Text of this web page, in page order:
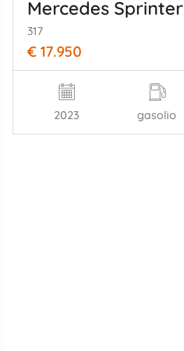
Mercedes Sprinter
317
€ 17.950
2023 gasolio